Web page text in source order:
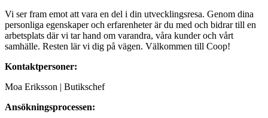
Vi ser fram emot att vara en del i din utvecklingsresa. Genom dina
personliga egenskaper och erfarenheter är du med och bidrar till en
arbetsplats där vi tar hand om varandra, våra kunder och vårt
samhälle. Resten lär vi dig på vägen. Välkommen till Coop!
Kontaktpersoner:
Moa Eriksson | Butikschef
Ansökningsprocessen: